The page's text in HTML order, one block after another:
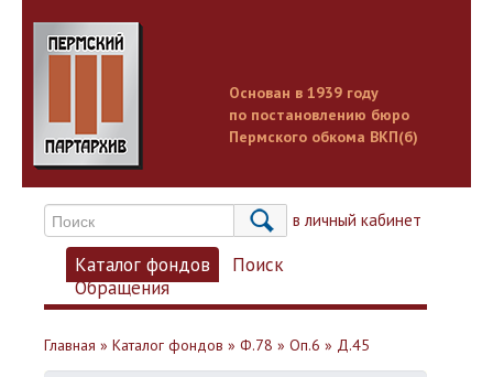
Основан в 1939 году
по постановлению бюро
Пермского обкома ВКП(б)
Вход в личный кабинет
Каталог фондов
Поиск
Обращения
Главная » Каталог фондов » Ф.78 » Оп.6 » Д.45